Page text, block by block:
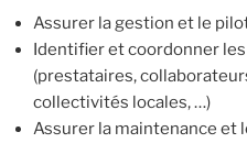
Assurer la gestion et le
Identifier et coordonner
(prestataires,
collectivités locales, …)
Assurer la maintenance et